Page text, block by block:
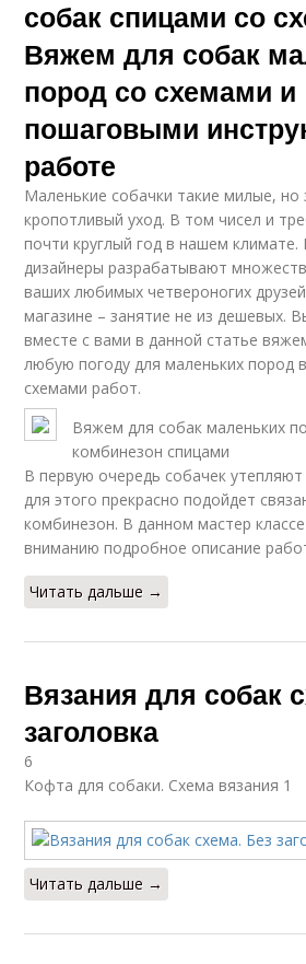
собак спицами со
Вяжем для собак
пород со схемами и
пошаговыми
работе
Маленькие собачки такие милые, но
кропотливый уход. В том чисел и
почти круглый год в нашем
дизайнеры разрабатывают
ваших любимых четвероногих
магазине – занятие не из дешевых.
вместе с вами в данной статье
любую погоду для маленьких пород
схемами работ.
Вяжем для собак маленьких
комбинезон спицами
В первую очередь собачек
для этого прекрасно подойдет
комбинезон. В данном мастер
вниманию подробное описание
Читать дальше →
Вязания для собак
заголовка
6
Кофта для собаки. Схема вязания 1
Читать дальше →